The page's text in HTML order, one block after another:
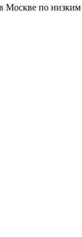
Москве по